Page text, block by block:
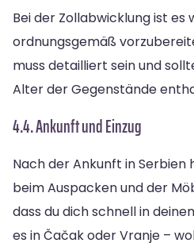
Bei der Zollabwicklung ist
ordnungsgemäß
muss detailliert sein und
Alter der Gegenstände
4.4. Ankunft und Einzug
Nach der Ankunft in Serbien
beim Auspacken und der
dass du dich schnell in
es in Čačak oder Vranje –